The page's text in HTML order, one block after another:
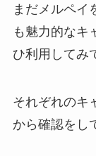
まだメルペイ
も魅力的なキ
ひ利用してみ
それぞれのキ
から確認をし